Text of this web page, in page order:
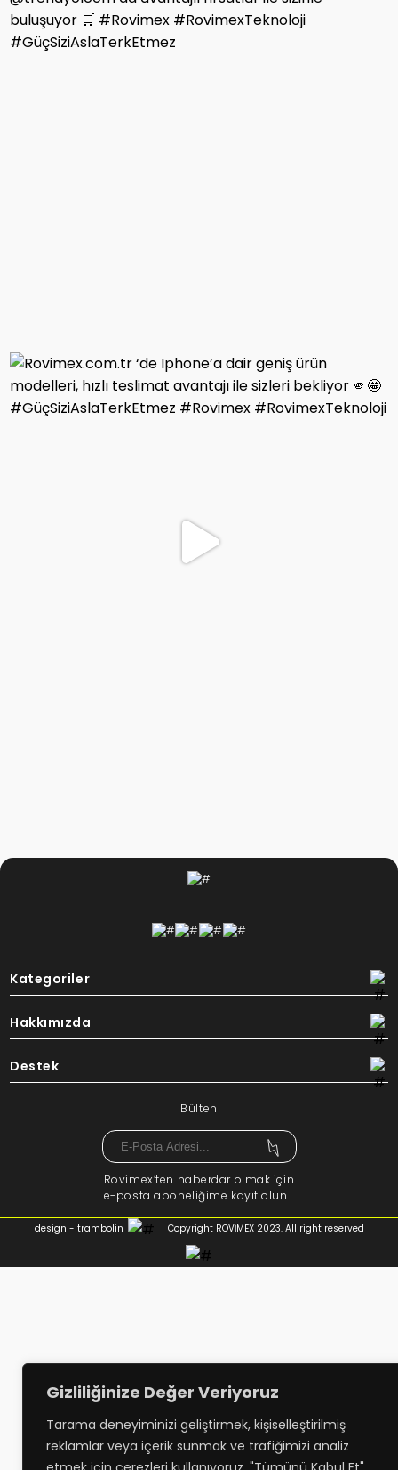
Gizliliğinize Değer Veriyoruz
Tarama deneyiminizi geliştirmek, kişiselleştirilmiş
reklamlar veya içerik sunmak ve trafiğimizi analiz
Kategoriler
Hakkımızda
Destek
Bülten
Rovimex’ten haberdar olmak için
e-posta aboneliğime kayıt olun.
design - trambolin Copyright ROVİMEX 2023. All right reserved